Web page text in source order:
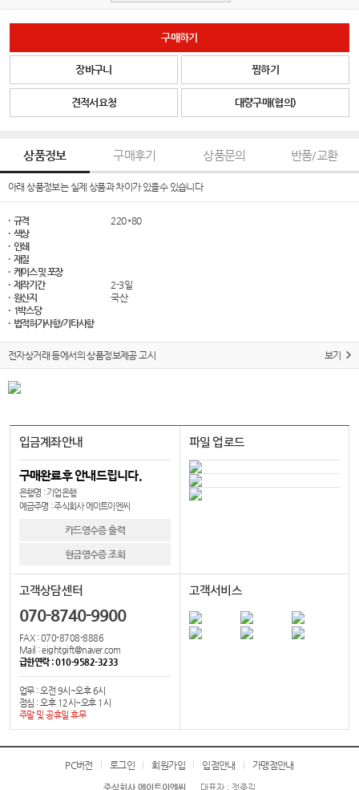
구매하기
장바구니 찜하기
견적서요청 대량구매(협의)
상품정보 구매후기 상품문의 반품/교환
아래 상품정보는 실제 상품과 차이가 있을수 있습니다
· 규격
220*80
· 색상
· 인쇄
· 재질
· 케이스 및 포장
· 제작기간
2-3일
· 원산지
국산
· 1박스당
· 법적허가사항/기타사항
전자상거래 등에서의 상품정보제공 고시 보기
입금계좌안내
구매완료후 안내드립니다.
은행명 : 기업은행
예금주명 : 주식회사 에이트이엔씨
카드영수증 출력
현금영수증 조회
파일 업로드
고객상담센터
070-8740-9900
FAX : 070-8708-8886
Mail : eightgift@naver.com
급한연락 : 010-9582-3233
업무 : 오전 9시~오후 6시
점심 : 오후 12시~오후 1시
주말 및 공휴일 휴무
고객서비스
PC버전 로그인 회원가입 입점안내 가맹점안내
주식회사 에이트이엔씨 대표자 : 정종길